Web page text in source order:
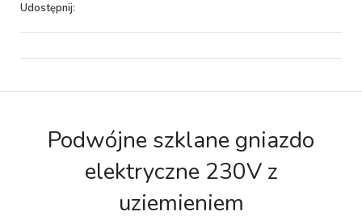
Udostępnij:
Podwójne szklane gniazdo
elektryczne 230V z
uziemieniem